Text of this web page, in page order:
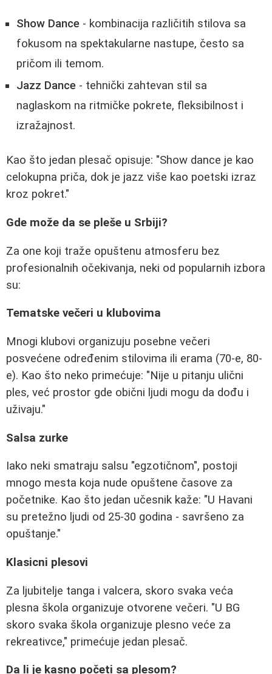
Show Dance - kombinacija različitih stilova sa
fokusom na spektakularne nastupe, često sa
pričom ili temom.
Jazz Dance - tehnički zahtevan stil sa
naglaskom na ritmičke pokrete, fleksibilnost i
izražajnost.
Kao što jedan plesač opisuje: "Show dance je kao
celokupna priča, dok je jazz više kao poetski izraz
kroz pokret."
Gde može da se pleše u Srbiji?
Za one koji traže opuštenu atmosferu bez
profesionalnih očekivanja, neki od popularnih izbora
su:
Tematske večeri u klubovima
Mnogi klubovi organizuju posebne večeri
posvećene određenim stilovima ili erama (70-e, 80-
e). Kao što neko primećuje: "Nije u pitanju ulični
ples, već prostor gde obični ljudi mogu da dođu i
uživaju."
Salsa zurke
Iako neki smatraju salsu "egzotičnom", postoji
mnogo mesta koja nude opuštene časove za
početnike. Kao što jedan učesnik kaže: "U Havani
su pretežno ljudi od 25-30 godina - savršeno za
opuštanje."
Klasicni plesovi
Za ljubitelje tanga i valcera, skoro svaka veća
plesna škola organizuje otvorene večeri. "U BG
skoro svaka škola organizuje plesno veće za
rekreativce," primećuje jedan plesač.
Da li je kasno početi sa plesom?